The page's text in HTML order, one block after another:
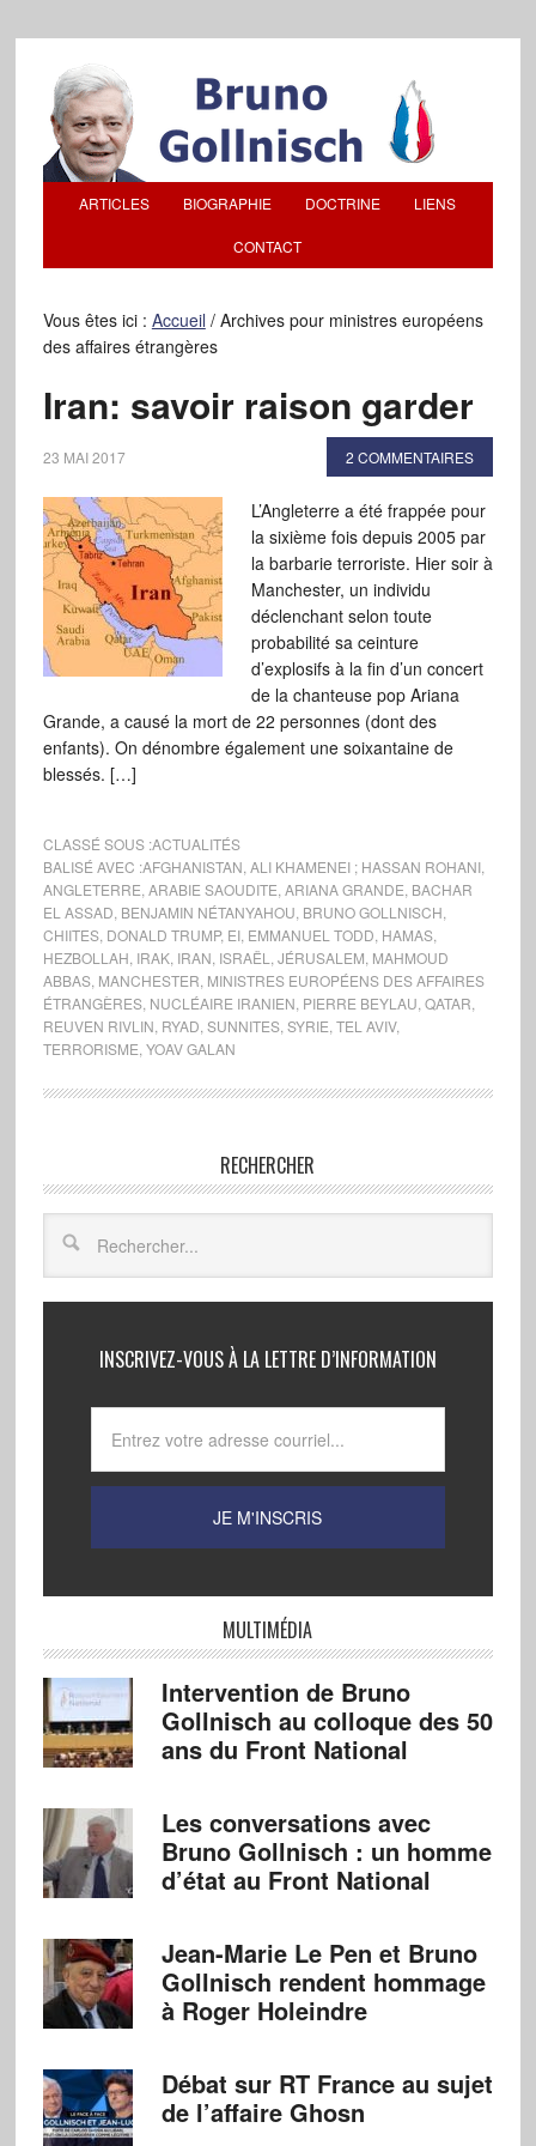
ARTICLES BIOGRAPHIE DOCTRINE LIENS
CONTACT
Vous êtes ici : Accueil /Archives pour ministres européens
des affaires étrangères
Iran: savoir raison garder
23 MAI 2017 2 COMMENTAIRES
L’Angleterre a été frappée pour
la sixième fois depuis 2005 par
la barbarie terroriste. Hier soir à
Manchester, un individu
déclenchant selon toute
probabilité sa ceinture
d’explosifs à la fin d’un concert
de la chanteuse pop Ariana
Grande, a causé la mort de 22 personnes (dont des
enfants). On dénombre également une soixantaine de
blessés. […]
CLASSÉ SOUS :ACTUALITÉS
BALISÉ AVEC :AFGHANISTAN ALI KHAMENEI ; HASSAN ROHANI,
ANGLETERRE ARABIE SAOUDITE ARIANA GRANDE BACHAR
EL ASSAD BENJAMIN NÉTANYAHOU BRUNO GOLLNISCH
CHIITES, DONALD TRUMP, EI, EMMANUEL TODD HAMAS,
HEZBOLLAH IRAK, IRAN ISRAËL JÉRUSALEM MAHMOUD
ABBAS, MANCHESTER MINISTRES EUROPÉENS DES AFFAIRES
ÉTRANGÈRES, NUCLÉAIRE IRANIEN PIERRE BEYLAU QATAR
REUVEN RIVLIN RYAD SUNNITES, SYRIE TEL AVIV,
TERRORISME YOAV GALAN
RECHERCHER
INSCRIVEZ-VOUS À LA LETTRE D’INFORMATION
MULTIMÉDIA
Intervention de Bruno
Gollnisch au colloque des 50
ans du Front National
Les conversations avec
Bruno Gollnisch : un homme
d’état au Front National
Jean-Marie Le Pen et Bruno
Gollnisch rendent hommage
à Roger Holeindre
Débat sur RT France au sujet
de l’affaire Ghosn